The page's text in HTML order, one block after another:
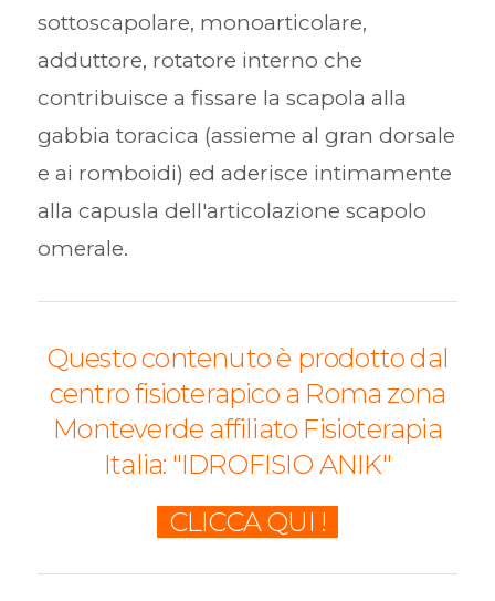
sottoscapolare, monoarticolare,
adduttore, rotatore interno che
contribuisce a fissare la scapola alla
gabbia toracica (assieme al gran dorsale
e ai romboidi) ed aderisce intimamente
alla capusla dell'articolazione scapolo
omerale.
Questo contenuto è prodotto dal
centro fisioterapico a Roma zona
Monteverde affiliato Fisioterapia
Italia: "IDROFISIO ANIK"
CLICCA QUI !